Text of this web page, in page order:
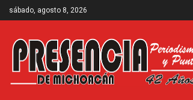
sábado, agosto 8, 2026